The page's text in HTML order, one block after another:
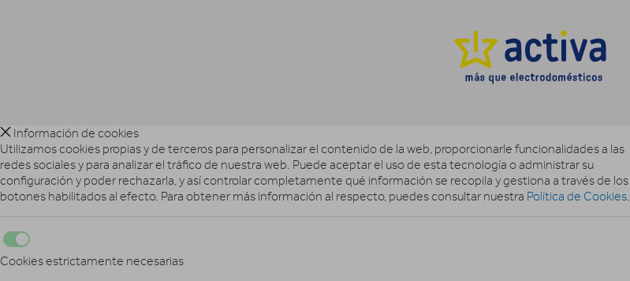
Información de cookies
Utilizamos cookies propias y de terceros para personalizar el contenido de la web, proporcionarle funcionalidades a las
redes sociales y para analizar el tráfico de nuestra web. Puede aceptar el uso de esta tecnología o administrar su
configuración y poder rechazarla, y así controlar completamente qué información se recopila y gestiona a través de los
botones habilitados al efecto. Para obtener más información al respecto, puedes consultar nuestra Política de Cookies.
Cookies estrictamente necesarias